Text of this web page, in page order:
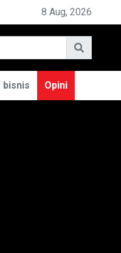
DI PN BANDUNG
8 Aug, 2026
bisnis Opini